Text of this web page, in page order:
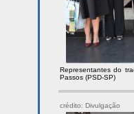
Representantes do
Passos (PSD-SP)
crédito: Divulgação